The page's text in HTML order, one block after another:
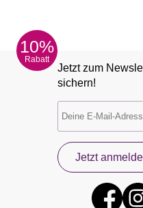
10%
Rabatt
Jetzt zum
sichern!
Jetzt